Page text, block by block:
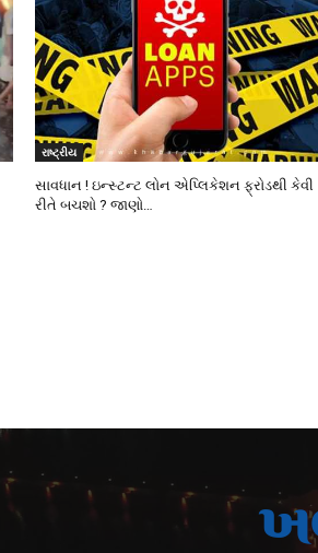
રાષ્ટ્રીય
સાવધાન ! ઇન્સ્ટન્ટ લોન એપ્લિકેશન ફ્રોડથી કેવી
રીતે બચશો ? જાણો…